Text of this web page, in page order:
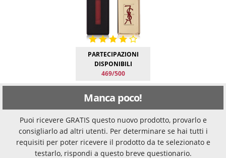
PARTECIPAZIONI
DISPONIBILI
469/500
Manca poco!
Puoi ricevere GRATIS questo nuovo prodotto, provarlo e
consigliarlo ad altri utenti. Per determinare se hai tutti i
requisiti per poter ricevere il prodotto da te selezionato e
testarlo, rispondi a questo breve questionario.